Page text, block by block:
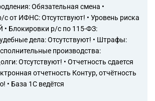
Обязательная смена •
с от ИФНС: Отсутствуют! • Уровень риска
Блокировки р/с по 115-ФЗ:
дела: Отсутствуют! • Штрафы:
производства:
Отсутствуют! • Отчетность сдается
отчетность Контур, отчётность
• База 1С ведётся